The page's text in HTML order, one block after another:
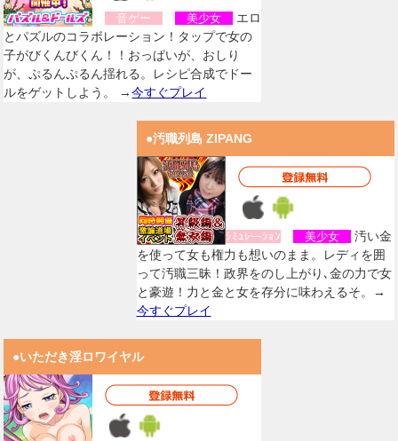
音ゲー 美少女
エロ
とパズルのコラボレーション！タップで女の
子がびくんびくん！！おっぱいが、おしり
が、ぷるんぷるん揺れる。レシピ合成でドー
ルをゲットしよう。 →今すぐプレイ
●汚職列島 ZIPANG
ｼﾐｭﾚーｼｮﾝ 美少女
汚い金
を使って女も権力も想いのまま。レディを囲
って汚職三昧！政界をのし上がり､金の力で女
と豪遊！力と金と女を存分に味わえるそ。→
今すぐプレイ
●いただき淫ロワイヤル